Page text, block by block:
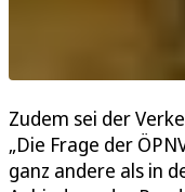
Zudem sei der
„Die Frage der
ganz andere als in